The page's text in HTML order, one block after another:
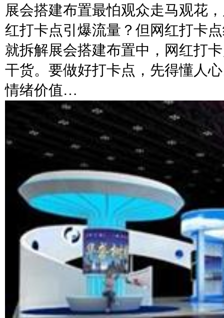
展会搭建布置最怕观众走马观花
红打卡点引爆流量？但网红打卡
就拆解展会搭建布置中，网红打
干货。要做好打卡点，先得懂人
情绪价值…